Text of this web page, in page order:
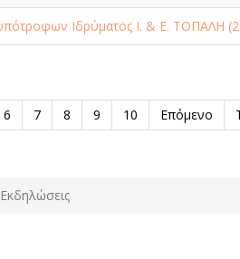
Ιδρύματος Ι. & Ε. ΤΟΠΑΛΗ
6 7 8 9 10 Επόμενο
Εκδηλώσεις